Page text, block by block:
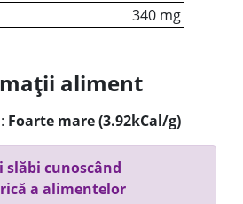
340 mg
aliment
Foarte mare (3.92kCal/g)
slăbi cunoscând
a alimentelor